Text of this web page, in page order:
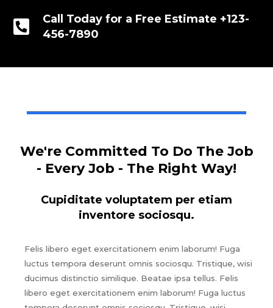
Call Today for a Free Estimate +123-
456-7890
We're Committed To Do The Job
- Every Job - The Right Way!
Cupiditate voluptatem per etiam
inventore sociosqu.
Felis libero eget exercitationem enim laborum! Fuga
luctus tempora deserunt omnis sociosqu. Tristique, wisi
ducimus distinctio similique. Beatae ipsa tellus. Felis
libero eget exercitationem enim laborum! Fuga luctus